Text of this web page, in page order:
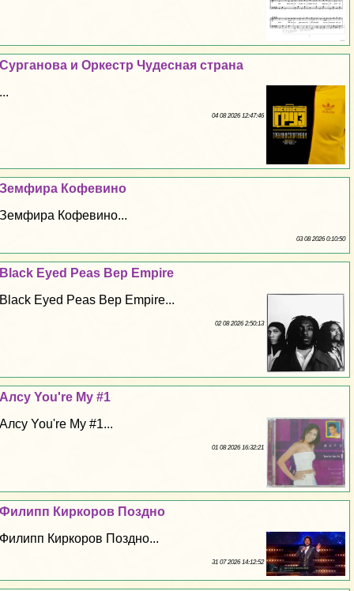
Сурганова и Оркестр Чудесная страна
...
04 08 2026 12:47:46
Земфира Кофевино
Земфира Кофевино...
03 08 2026 0:10:50
Black Eyed Peas Bep Empire
Black Eyed Peas Bep Empire...
02 08 2026 2:50:13
Алсу You're My #1
Алсу You're My #1...
01 08 2026 16:32:21
Филипп Киркоров Поздно
Филипп Киркоров Поздно...
31 07 2026 14:12:52